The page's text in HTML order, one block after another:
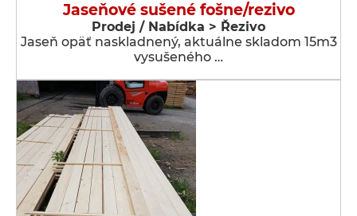
Jaseňové sušené fošne/rezivo
Prodej / Nabídka > Řezivo
Jaseň opäť naskladnený, aktuálne skladom 15m3
vysušeného …